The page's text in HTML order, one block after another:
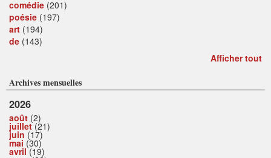
comédie (201)
poésie (197)
art (194)
de (143)
Afficher tout
Archives mensuelles
2026
août (2)
juillet(21)
juin (17)
mai (30)
avril(19)